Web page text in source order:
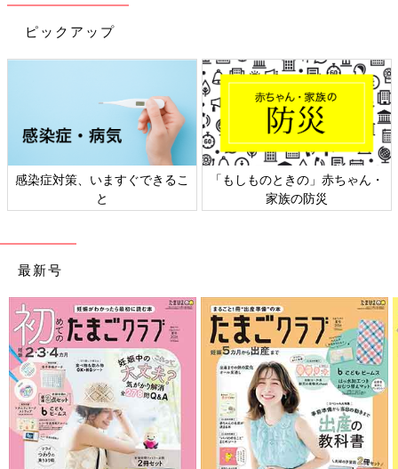
ピックアップ
感染症対策、いますぐできるこ
と
「もしものときの」赤ちゃん・
家族の防災
最新号